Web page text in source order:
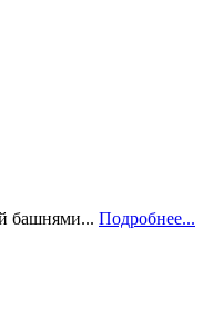
башнями... Подробнее...